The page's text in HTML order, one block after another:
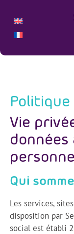
Vie
Qui
Les services,
disposition par
social est établi